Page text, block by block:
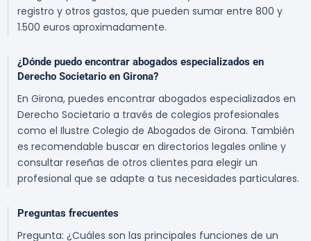
registro y otros gastos, que pueden sumar entre 800 y
1.500 euros aproximadamente.
¿Dónde puedo encontrar abogados especializados en
Derecho Societario en Girona?
En Girona, puedes encontrar abogados especializados en
Derecho Societario a través de colegios profesionales
como el Ilustre Colegio de Abogados de Girona. También
es recomendable buscar en directorios legales online y
consultar reseñas de otros clientes para elegir un
profesional que se adapte a tus necesidades particulares.
Preguntas frecuentes
Pregunta: ¿Cuáles son las principales funciones de un